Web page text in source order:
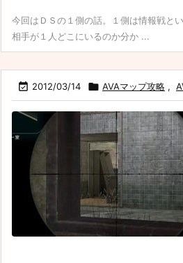
今回はＤＳの１側の話。１側は情報戦と
相手が１人どこにいるのか分か ...
 2012/03/14  AVAマップ攻略 ,